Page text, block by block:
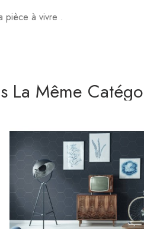
pièce à vivre .
La Même